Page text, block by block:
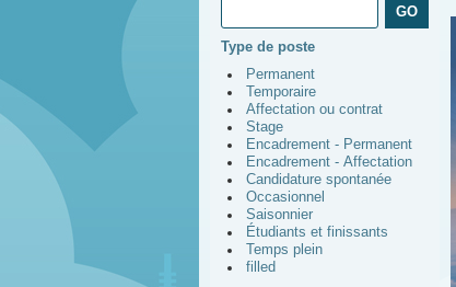
Type de poste
Permanent
Temporaire
Affectation ou contrat
Stage
Encadrement - Permanent
Encadrement - Affectation
Candidature spontanée
Occasionnel
Saisonnier
Étudiants et finissants
Temps plein
filled